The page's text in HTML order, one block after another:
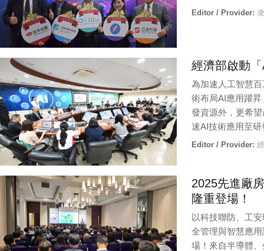
Editor / Provider:
經濟部啟動
為加速人工智慧
術布局AI應用躍
發資源外，更希
速AI技術應用至
Editor / Provider:
2025先進廠
隆重登場！
以科技聯防、工
全管理與智慧應
場！來自半導體